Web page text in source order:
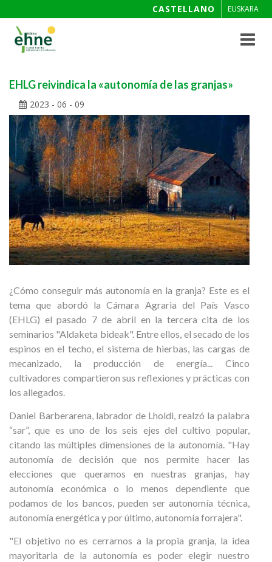
CASTELLANO EUSKARA
Toggle
EHLG reivindica la «autonomía de las granjas»
2023 - 06 - 09
¿Cómo conseguir más autonomía en la granja? Este es el
tema que abordó la Cámara Agraria del País Vasco
(EHLG) el pasado 7 de abril en la tercera cita de los
seminarios "Aldaketa bideak". Entre ellos, el secado de los
espinos en el techo, el sistema de hierbas, las cargas de
mecanizado, la producción de energía... Cinco
cultivadores compartieron sus reflexiones y prácticas con
los allegados.
Daniel Barberarena, labrador de Lholdi, realzó la palabra
“sar”, que es uno de los seis ejes del cultivo popular,
citando las múltiples dimensiones de la autonomía. "Hay
autonomía de decisión que nos permite hacer las
elecciones que queramos en nuestras granjas, hay
autonomía económica o lo menos dependiente que
podamos de los bancos, pueden ser autonomía técnica,
autonomía energética y por último, autonomía forrajera".
"El objetivo no es cerrarnos a la propia granja, la idea
mayoritaria de la autonomía es poder elegir nuestro